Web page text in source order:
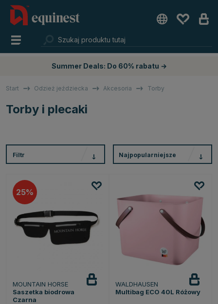
Summer Deals: Do 60% rabatu →
Start Odzież jeździecka Akcesoria Torby
Torby i plecaki
Filtr Najpopularniejsze
25
MOUNTAIN HORSE
Saszetka biodrowa
Czarna
WALDHAUSEN
Multibag ECO 40L Różowy